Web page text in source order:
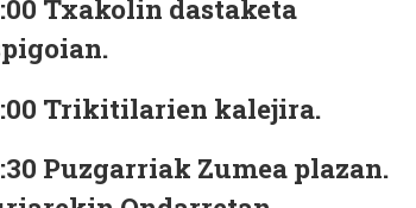
Txakolin dastaketa
Trikitilarien kalejira.
Puzgarriak Zumea plazan.